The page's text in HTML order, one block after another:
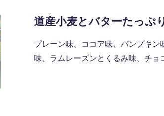
道産小麦とバターたっぷ
プレーン味、ココア味、パンプキン
味、ラムレーズンとくるみ味、チョ